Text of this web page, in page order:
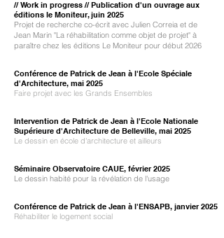
// Work in progress // Publication d'un ouvrage aux
éditions le Moniteur, juin 2025
Projet de recherche co-écrit avec Julien Correia et de
Jean Marin "La réhabilitation comme objet de projet" à
paraître chez les éditions Le Moniteur pour début 2026
Conférence de Patrick de Jean à l'Ecole Spéciale
d'Architecture, mai 2025
Faire projet avec les Grands Ensembles
Intervention de Patrick de Jean à l'Ecole Nationale
Supérieure d'Architecture de Belleville, mai 2025
Le dessin en école d'architecture et ailleurs
Séminaire Observatoire CAUE, février 2025
Le dessin habité pour la révélation de l'usage
Conférence de Patrick de Jean à l'ENSAPB, janvier 2025
Réhabiliter le logement social